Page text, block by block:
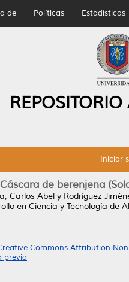
de Políticas Estadísticas
Iniciar
Cáscara de berenjena
Carlos Abel y Rodríguez
en Ciencia y Tecnología de
Commons Attribution
previa